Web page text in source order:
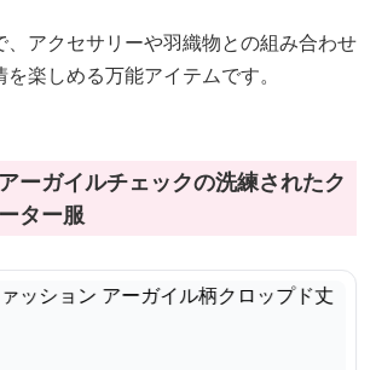
、アクセサリーや羽織物との組み合わせ
楽しめる万能アイテムです。
ーガイルチェックの洗練されたク
ター服